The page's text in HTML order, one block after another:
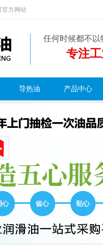
官方网站
任何时候都不
专注
导热油 产品中心